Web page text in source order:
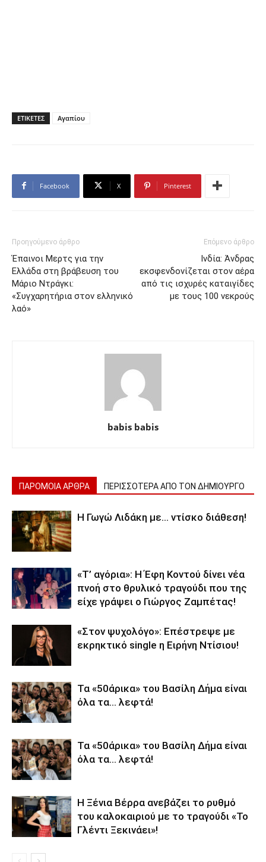
ΕΤΙΚΕΤΕΣ Αγαπίου
Facebook X Pinterest
Προηγούμενο άρθρο
Έπαινοι Μερτς για την
Ελλάδα στη βράβευση του
Μάριο Ντράγκι:
«Συγχαρητήρια στον ελληνικό
λαό»
Επόμενο άρθρο
Ινδία: Άνδρας
εκσφενδονίζεται στον αέρα
από τις ισχυρές καταιγίδες
με τους 100 νεκρούς
babis babis
ΠΑΡΟΜΟΙΑ ΑΡΘΡΑ ΠΕΡΙΣΣΟΤΕΡΑ ΑΠΟ ΤΟΝ ΔΗΜΙΟΥΡΓΟ
Η Γωγώ Λιδάκη με… ντίσκο διάθεση!
«Τ’ αγόρια»: Η Έφη Κοντού δίνει νέα
πνοή στο θρυλικό τραγούδι που της
είχε γράψει ο Γιώργος Ζαμπέτας!
«Στον ψυχολόγο»: Επέστρεψε με
εκρηκτικό single η Ειρήνη Ντίσιου!
Τα «50άρικα» του Βασίλη Δήμα είναι
όλα τα… λεφτά!
Τα «50άρικα» του Βασίλη Δήμα είναι
όλα τα… λεφτά!
Η Ξένια Βέρρα ανεβάζει το ρυθμό
του καλοκαιριού με το τραγούδι «Το
Γλέντι Ξεκινάει»!